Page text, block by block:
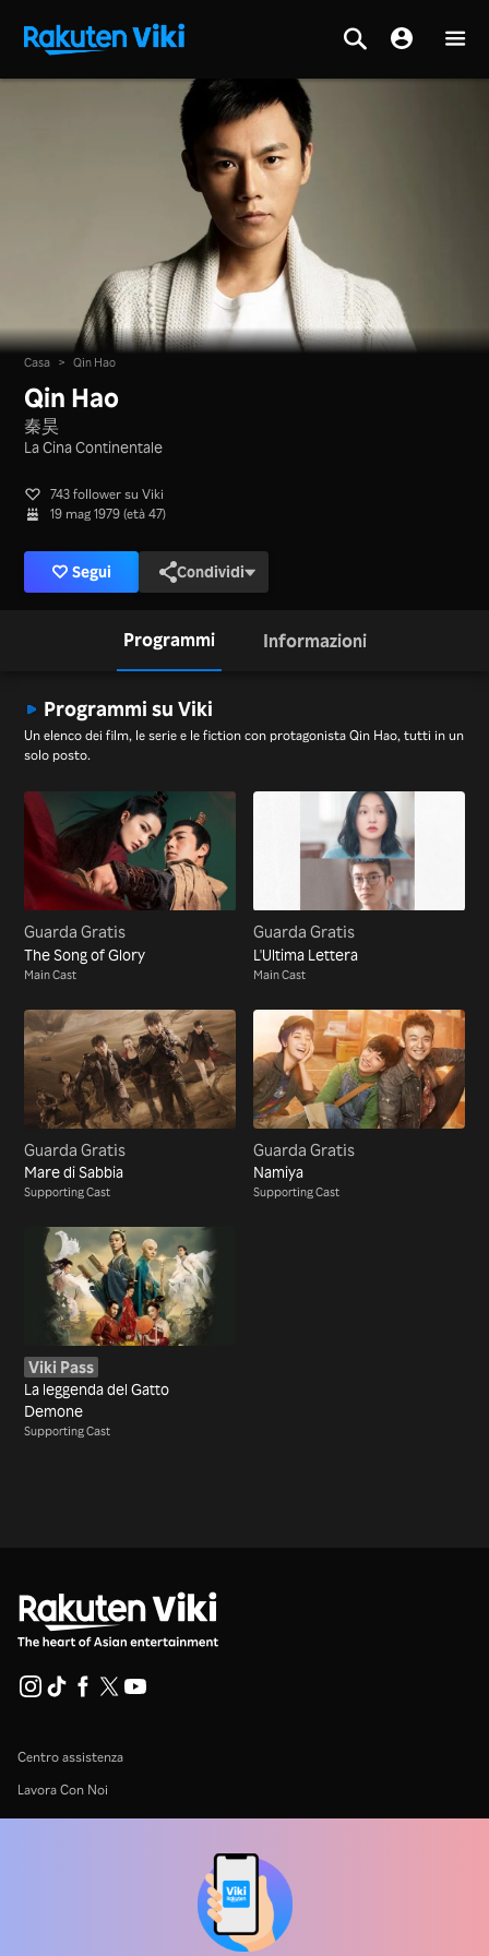
Casa > Qin Hao
Qin Hao
秦昊
La Cina Continentale
743 follower su Viki
19 mag 1979 (età 47)
Segui Condividi
Programmi Informazioni
Programmi su Viki
Un elenco dei film, le serie e le fiction con protagonista Qin Hao, tutti in un
solo posto.
Guarda Gratis
The Song of Glory
Main Cast
Guarda Gratis
L'Ultima Lettera
Main Cast
Guarda Gratis
Mare di Sabbia
Supporting Cast
Guarda Gratis
Namiya
Supporting Cast
Viki Pass
La leggenda del Gatto
Demone
Supporting Cast
Centro assistenza
Lavora Con Noi